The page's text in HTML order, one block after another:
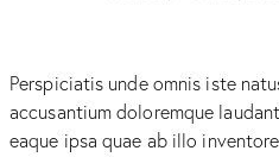
Perspiciatis unde omnis iste
accusantium doloremque
eaque ipsa quae ab illo